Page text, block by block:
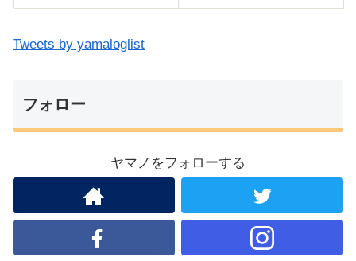
Tweets by yamaloglist
フォロー
ヤマノをフォローする